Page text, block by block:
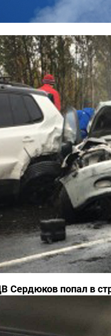
на-Дону едва
Сердюков попал в